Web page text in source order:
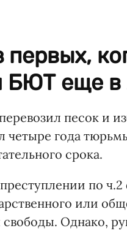
еще в
песок и
четыре года
срока.
по
или
Однако,